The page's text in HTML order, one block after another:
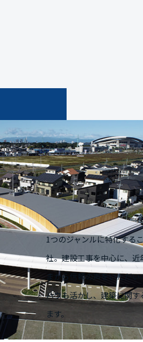
1つのジャンルに特化する
社。建設工事を中心に、
まから信頼の声をいただ
ハウも活かし、建築に関
ます。